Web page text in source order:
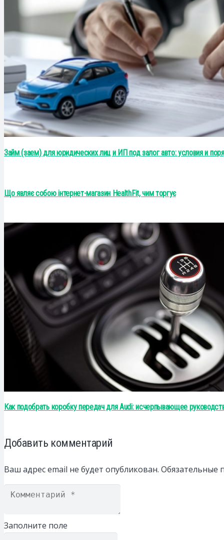
Займ (заем) для юридических лиц и ИП под залог авто: условия и
Що являє собою інтернет-магазин HealthFit, чим торгує
Как подобрать коробку передач для Audi: исчерпывающее
Добавить комментарий
Ваш адрес email не будет опубликован. Обязательные
Заполните поле